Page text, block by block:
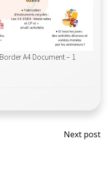
A4 Document – 1
Next post